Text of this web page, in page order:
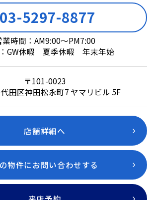
03-5297-8877
業時間：AM9:00～PM7:00
GW休暇 夏季休暇 年末年始
〒101-0023
田区神田松永町7 ヤマリビル 5F
店舗詳細へ
物件にお問い合わせする